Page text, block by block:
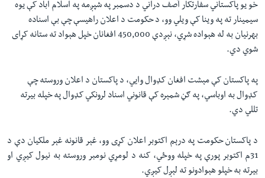
خو یو پاکستاني سفارتکار آصف دراني د دسمبر په شپږمه په اسلام اباد کې یوه
سیمینار ته په وینا کې ویلي وو، د حکومت د اعلان راهیسې چې بې اسناده
بهرنیان به له هېواده شړي، نېږدې 450,000 افغانان خپل هېواد ته ستانه کړای
شوي دي.
په پاکستان کې مېشت افغان کډوال وايي، د پاکستان د اعلان وروسته چې
کډوال به اوباسي، په ګڼ شمېره کې قانوني اسناد لرونکي کډوال په خپله بيرته
تللي دي.
د پاکستان حکومت په درېم اکتوبر اعلان کړی وو، غېر قانونه غېر ملکيان دې د
31م اکتوبر پورې په خپله ووځي، کنه د لومړي نومبر وروسته به نيول کيږي او
بیرته به خپلو هېوادونو ته لېږل کيږي.